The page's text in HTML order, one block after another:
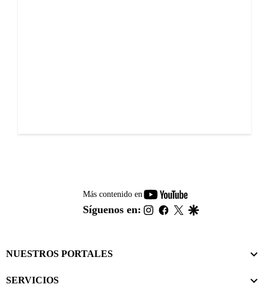
Más contenido en
youtube-
footer
Síguenos en: instagram
facebook
twitter
NUESTROS PORTALES
SERVICIOS